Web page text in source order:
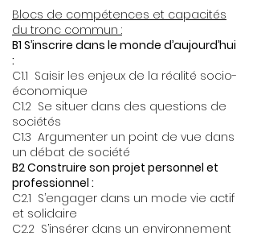
Blocs de compétences et capacités
du tronc commun :
B1 S’inscrire dans le monde d’aujourd’hui
:
C1.1 Saisir les enjeux de la réalité socio-
économique
C1.2 Se situer dans des questions de
sociétés
C1.3 Argumenter un point de vue dans
un débat de société
B2 Construire son projet personnel et
professionnel :
C2.1 S’engager dans un mode vie actif
et solidaire
C2.2 S’insérer dans un environnement